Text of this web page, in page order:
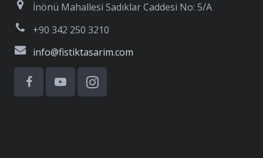
İnönü Mahallesi Sadıklar Caddesi No: 5/A
+90 342 250 3210
info@fistiktasarim.com